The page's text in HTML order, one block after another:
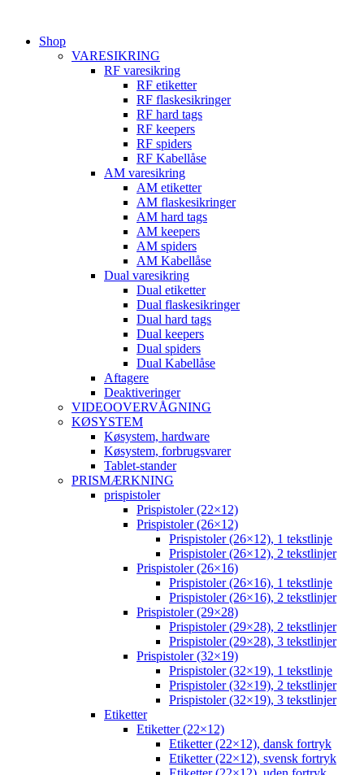
indholdShop
VARESIKRING
RF varesikring
RF etiketter
RF flaskesikringer
RF hard tags
RF keepers
RF spiders
RF Kabellåse
AM varesikring
AM etiketter
AM flaskesikringer
AM hard tags
AM keepers
AM spiders
AM Kabellåse
Dual varesikring
Dual etiketter
Dual flaskesikringer
Dual hard tags
Dual keepers
Dual spiders
Dual Kabellåse
Aftagere
Deaktiveringer
VIDEOOVERVÅGNING
KØSYSTEM
Køsystem, hardware
Køsystem, forbrugsvarer
Tablet-stander
PRISMÆRKNING
prispistoler
Prispistoler (22×12)
Prispistoler (26×12)
Prispistoler (26×12), 1 tekstlinje
Prispistoler (26×12), 2 tekstlinjer
Prispistoler (26×16)
Prispistoler (26×16), 1 tekstlinje
Prispistoler (26×16), 2 tekstlinjer
Prispistoler (29×28)
Prispistoler (29×28), 2 tekstlinjer
Prispistoler (29×28), 3 tekstlinjer
Prispistoler (32×19)
Prispistoler (32×19), 1 tekstlinje
Prispistoler (32×19), 2 tekstlinjer
Prispistoler (32×19), 3 tekstlinjer
Etiketter
Etiketter (22×12)
Etiketter (22×12), dansk fortryk
Etiketter (22×12), svensk fortryk